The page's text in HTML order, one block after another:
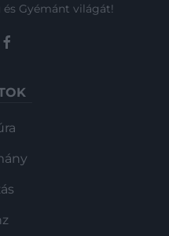
Gyémánt világát!